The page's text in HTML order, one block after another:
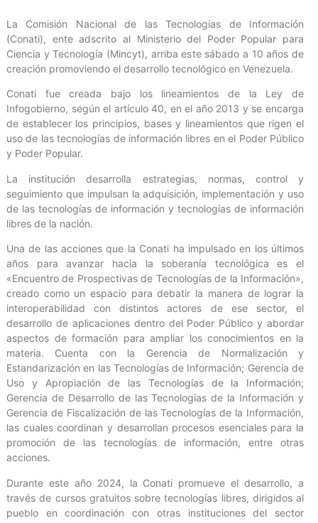
La Comisión Nacional de las Tecnologías de Información
(Conati), ente adscrito al Ministerio del Poder Popular para
Ciencia y Tecnología (Mincyt), arriba este sábado a 10 años de
creación promoviendo el desarrollo tecnológico en Venezuela.
Conati fue creada bajo los lineamientos de la Ley de
Infogobierno, según el artículo 40, en el año 2013 y se encarga
de establecer los principios, bases y lineamientos que rigen el
uso de las tecnologías de información libres en el Poder Público
y Poder Popular.
La institución desarrolla estrategias, normas, control y
seguimiento que impulsan la adquisición, implementación y uso
de las tecnologías de información y tecnologías de información
libres de la nación.
Una de las acciones que la Conati ha impulsado en los últimos
años para avanzar hacia la soberanía tecnológica es el
«Encuentro de Prospectivas de Tecnologías de la Información»,
creado como un espacio para debatir la manera de lograr la
interoperabilidad con distintos actores de ese sector, el
desarrollo de aplicaciones dentro del Poder Público y abordar
aspectos de formación para ampliar los conocimientos en la
materia. Cuenta con la Gerencia de Normalización y
Estandarización en las Tecnologías de Información; Gerencia de
Uso y Apropiación de las Tecnologías de la Información;
Gerencia de Desarrollo de las Tecnologías de la Información y
Gerencia de Fiscalización de las Tecnologías de la Información,
las cuales coordinan y desarrollan procesos esenciales para la
promoción de las tecnologías de información, entre otras
acciones.
Durante este año 2024, la Conati promueve el desarrollo, a
través de cursos gratuitos sobre tecnologías libres, dirigidos al
pueblo en coordinación con otras instituciones del sector